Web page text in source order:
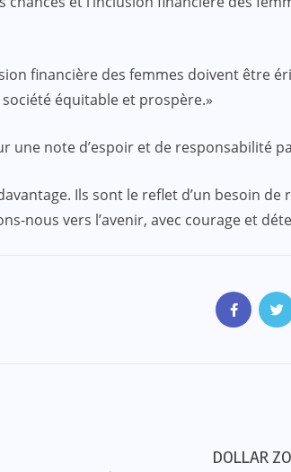
financière des femmes doivent être
équitable et prospère.»
une note d’espoir et de responsabilité
Ils sont le reflet d’un besoin de
nous vers l’avenir, avec courage et
DOLLAR